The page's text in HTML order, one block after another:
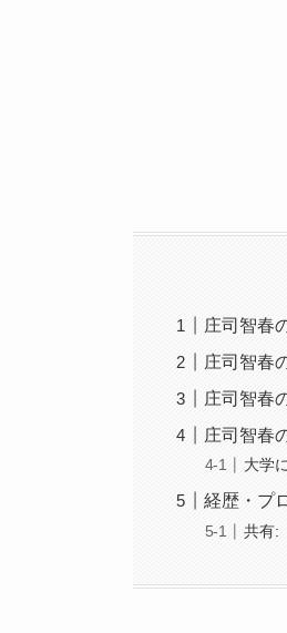
庄司智春
庄司智春
庄司智春
庄司智春
大学
経歴・プ
共有: